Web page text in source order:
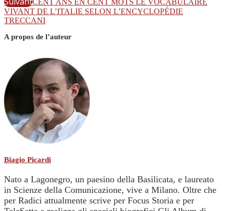
CENT ANS EN CENT MOTS LE VOCABULAIRE
VIVANT DE L’ITALIE SELON L’ENCYCLOPÉDIE
TRECCANI
A propos de l’auteur
Biagio Picardi
Nato a Lagonegro, un paesino della Basilicata, e laureato
in Scienze della Comunicazione, vive a Milano. Oltre che
per Radici attualmente scrive per Focus Storia e per